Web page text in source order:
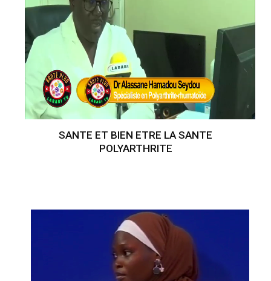
SANTE ET BIEN ETRE LA SANTE
POLYARTHRITE